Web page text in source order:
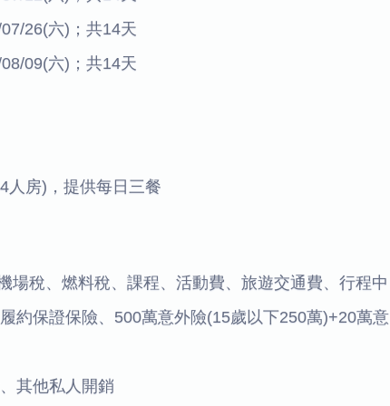
26(六)；共14天
09(六)；共14天
人房)，提供每日三餐
場稅、燃料稅、課程、活動費、旅遊交通費、行程中
約保證保險、500萬意外險(15歲以下250萬)+20萬意
其他私人開銷